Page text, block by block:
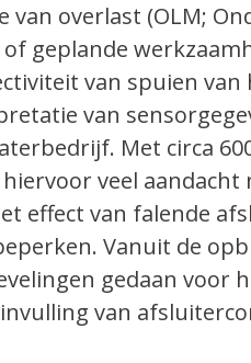
overlast (OLM;
geplande
van spuien van
van
Met circa
veel aandacht
effect van falende
Vanuit de
gedaan voor
van